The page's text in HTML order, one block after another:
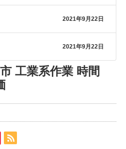
2021年9月22日
2021年9月22日
工業系作業 時間